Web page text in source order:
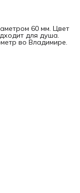
60 мм. Цвет
для душа.
во Владимире.